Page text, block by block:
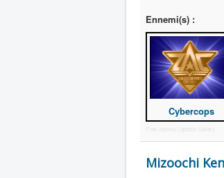
Ennemi(s) :
Cybercops
Mizoochi